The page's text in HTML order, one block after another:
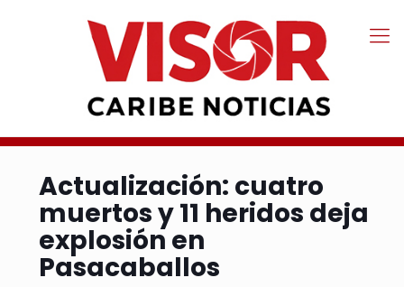
Actualización: cuatro
muertos y 11 heridos deja
explosión en
Pasacaballos